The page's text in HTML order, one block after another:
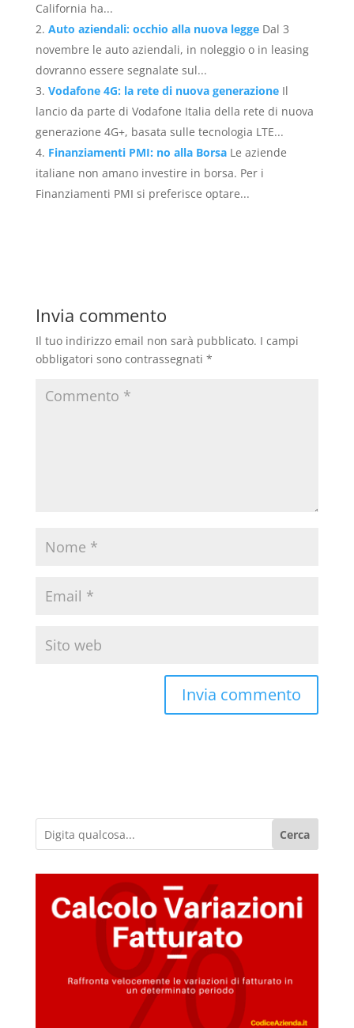
California ha...
Auto aziendali: occhio alla nuova legge Dal 3
novembre le auto aziendali, in noleggio o in leasing
dovranno essere segnalate sul...
Vodafone 4G: la rete di nuova generazione Il
lancio da parte di Vodafone Italia della rete di nuova
generazione 4G+, basata sulle tecnologia LTE...
Finanziamenti PMI: no alla Borsa Le aziende
italiane non amano investire in borsa. Per i
Finanziamenti PMI si preferisce optare...
Invia commento
Il tuo indirizzo email non sarà pubblicato. I campi
obbligatori sono contrassegnati *
Cerca